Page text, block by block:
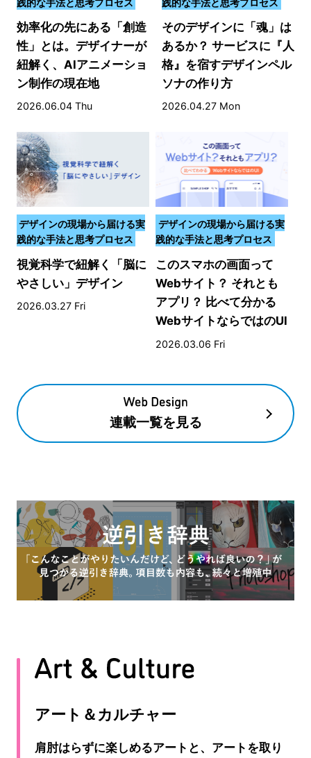
効率化の先にある「創造
性」とは。デザイナーが
紐解く、AIアニメーショ
ン制作の現在地
2026.06.04 Thu
そのデザインに「魂」は
あるか？ サービスに『人
格』を宿すデザインペル
ソナの作り方
2026.04.27 Mon
デザインの現場から届ける実
践的な手法と思考プロセス
視覚科学で紐解く「脳に
やさしい」デザイン
2026.03.27 Fri
デザインの現場から届ける実
践的な手法と思考プロセス
このスマホの画面って
Webサイト？ それとも
アプリ？ 比べて分かる
WebサイトならではのUI
とデザイン
2026.03.06 Fri
連載一覧を見る
アート＆カルチャー
肩肘はらずに楽しめるアートと、アートを取り